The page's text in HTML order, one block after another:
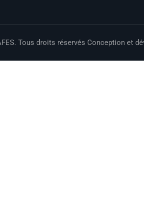
Tous droits réservés Conception et